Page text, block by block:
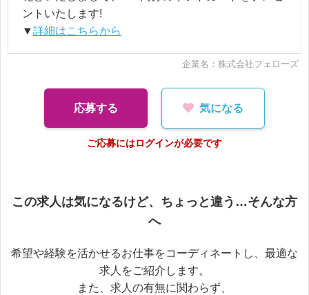
ントいたします!
▼詳細はこちらから
企業名：株式会社フェローズ
応募する 気になる
ご応募にはログインが必要です
この求人は気になるけど、ちょっと違う…そんな方
へ
希望や経験を活かせるお仕事をコーディネートし、最適な
求人をご紹介します。
また、求人の有無に関わらず、